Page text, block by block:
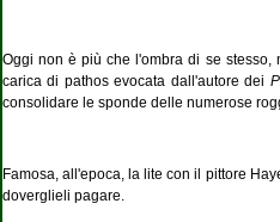
Oggi non è più che l'ombra di se stesso,
carica di pathos evocata dall'autore dei
consolidare le sponde delle numerose
Famosa, all'epoca, la lite con il pittore
doverglieli pagare.